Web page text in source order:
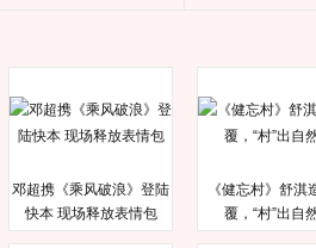
邓超携《乘风破浪》登陆
快本 现场释放表情包
《健忘村》舒淇
覆，“村”出自